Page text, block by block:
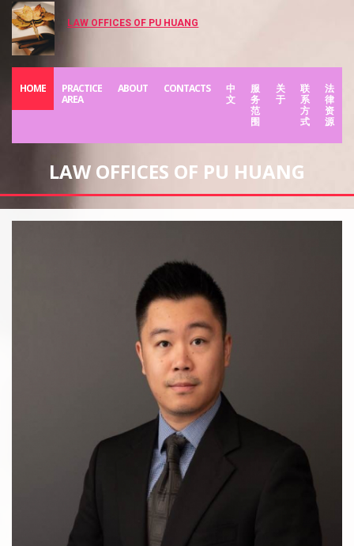
LAW OFFICES OF PU HUANG
HOME
PRACTICE
AREA
ABOUT CONTACTS
中
文
服
务
范
围
关
于
联
系
方
式
法
律
资
源
LAW OFFICES OF PU HUANG